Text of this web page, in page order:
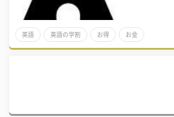
英語 英語の学割 お得 お金